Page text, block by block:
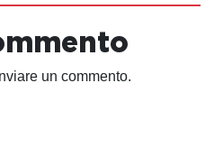
un commento.